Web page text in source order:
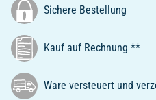
Sichere Bestellung
Kauf auf Rechnung **
Ware versteuert und